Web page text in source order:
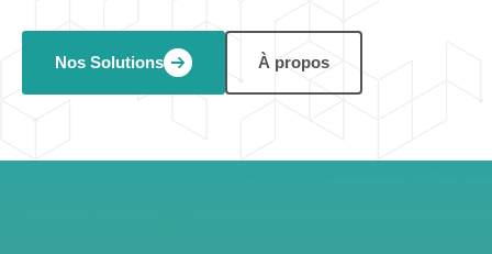
Nos Solutions À propos